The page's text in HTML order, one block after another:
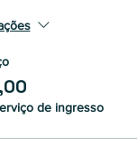
de ingresso